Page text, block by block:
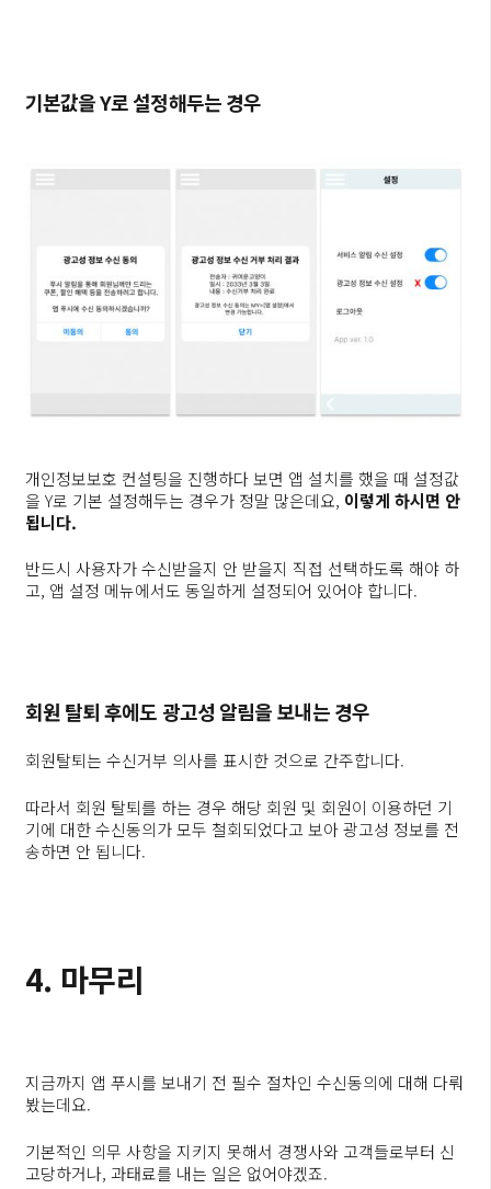
기본값을 Y로 설정해두는 경우
개인정보보호 컨설팅을 진행하다 보면 앱 설치를 했을 때 설정값
을 Y로 기본 설정해두는 경우가 정말 많은데요, 이렇게 하시면 안
됩니다.
반드시 사용자가 수신받을지 안 받을지 직접 선택하도록 해야 하
고, 앱 설정 메뉴에서도 동일하게 설정되어 있어야 합니다.
회원 탈퇴 후에도 광고성 알림을 보내는 경우
회원탈퇴는 수신거부 의사를 표시한 것으로 간주합니다.
따라서 회원 탈퇴를 하는 경우 해당 회원 및 회원이 이용하던 기
기에 대한 수신동의가 모두 철회되었다고 보아 광고성 정보를 전
송하면 안 됩니다.
4. 마무리
지금까지 앱 푸시를 보내기 전 필수 절차인 수신동의에 대해 다뤄
봤는데요.
기본적인 의무 사항을 지키지 못해서 경쟁사와 고객들로부터 신
고당하거나, 과태료를 내는 일은 없어야겠죠.